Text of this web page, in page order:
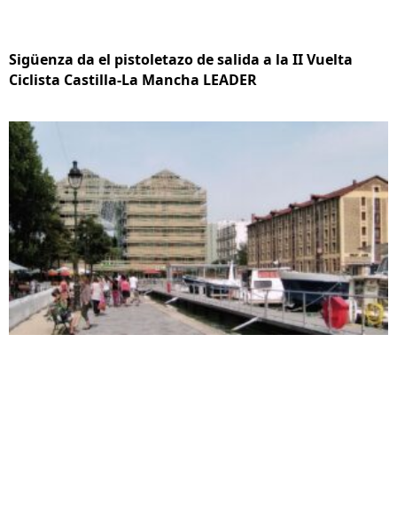
Sigüenza da el pistoletazo de salida a la II Vuelta
Ciclista Castilla-La Mancha LEADER